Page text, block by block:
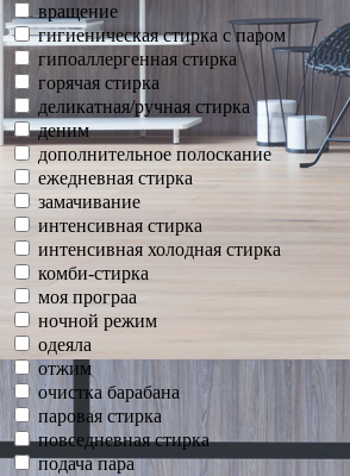
вращение
гигиеническая стирка с паром
гипоаллергенная стирка
горячая стирка
деликатная/ручная стирка
деним
дополнительное полоскание
ежедневная стирка
замачивание
интенсивная стирка
интенсивная холодная стирка
комби-стирка
моя програа
ночной режим
одеяла
отжим
очистка барабана
паровая стирка
повседневная стирка
подача пара